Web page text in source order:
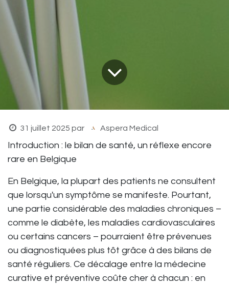
31 juillet 2025 par Aspera Medical
Introduction : le bilan de santé, un réflexe encore
rare en Belgique
En Belgique, la plupart des patients ne consultent
que lorsqu'un symptôme se manifeste. Pourtant,
une partie considérable des maladies chroniques –
comme le diabète, les maladies cardiovasculaires
ou certains cancers – pourraient être prévenues
ou diagnostiquées plus tôt grâce à des bilans de
santé réguliers. Ce décalage entre la médecine
curative et préventive coûte cher à chacun : en